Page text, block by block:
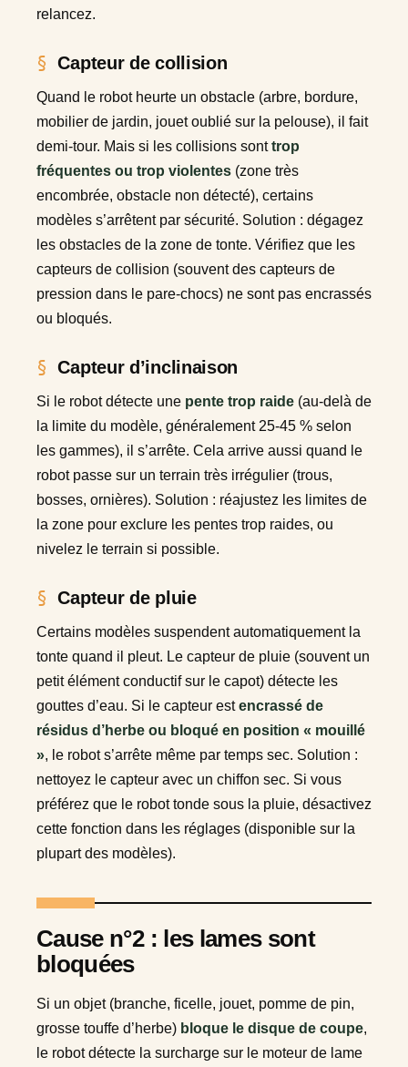
relancez.
Capteur de collision
Quand le robot heurte un obstacle (arbre, bordure,
mobilier de jardin, jouet oublié sur la pelouse), il fait
demi-tour. Mais si les collisions sonttrop
fréquentes ou trop violentes (zone très
encombrée, obstacle non détecté), certains
modèles s’arrêtent par sécurité. Solution : dégagez
les obstacles de la zone de tonte. Vérifiez que les
capteurs de collision (souvent des capteurs de
pression dans le pare-chocs) ne sont pas encrassés
ou bloqués.
Capteur d’inclinaison
Si le robot détecte une pente trop raide (au-delà de
la limite du modèle, généralement 25-45 % selon
les gammes), il s’arrête. Cela arrive aussi quand le
robot passe sur un terrain très irrégulier (trous,
bosses, ornières). Solution : réajustez les limites de
la zone pour exclure les pentes trop raides, ou
nivelez le terrain si possible.
Capteur de pluie
Certains modèles suspendent automatiquement la
tonte quand il pleut. Le capteur de pluie (souvent un
petit élément conductif sur le capot) détecte les
gouttes d’eau. Si le capteur estencrassé de
résidus d’herbe ou bloqué en position « mouillé
», le robot s’arrête même par temps sec. Solution :
nettoyez le capteur avec un chiffon sec. Si vous
préférez que le robot tonde sous la pluie, désactivez
cette fonction dans les réglages (disponible sur la
plupart des modèles).
Cause n°2 : les lames sont
bloquées
Si un objet (branche, ficelle, jouet, pomme de pin,
grosse touffe d’herbe) bloque le disque de coupe,
le robot détecte la surcharge sur le moteur de lame